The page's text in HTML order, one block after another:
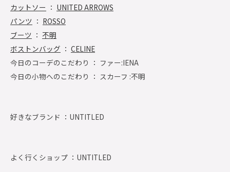
カットソー ： UNITED ARROWS
パンツ ： ROSSO
ブーツ ： 不明
ボストンバッグ ： CELINE
今日のコーデのこだわり ： ファー:IENA
今日の小物へのこだわり ： スカーフ :不明
好きなブランド ： UNTITLED
よく行くショップ ： UNTITLED